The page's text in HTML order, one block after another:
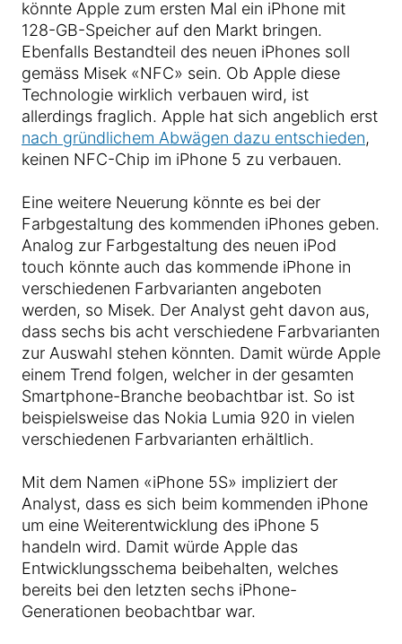
könnte Apple zum ersten Mal ein iPhone mit
128-GB-Speicher auf den Markt bringen.
Ebenfalls Bestandteil des neuen iPhones soll
gemäss Misek «NFC» sein. Ob Apple diese
Technologie wirklich verbauen wird, ist
allerdings fraglich. Apple hat sich angeblich erst
nach gründlichem Abwägen dazu entschieden,
keinen NFC-Chip im iPhone 5 zu verbauen.
Eine weitere Neuerung könnte es bei der
Farbgestaltung des kommenden iPhones geben.
Analog zur Farbgestaltung des neuen iPod
touch könnte auch das kommende iPhone in
verschiedenen Farbvarianten angeboten
werden, so Misek. Der Analyst geht davon aus,
dass sechs bis acht verschiedene Farbvarianten
zur Auswahl stehen könnten. Damit würde Apple
einem Trend folgen, welcher in der gesamten
Smartphone-Branche beobachtbar ist. So ist
beispielsweise das Nokia Lumia 920 in vielen
verschiedenen Farbvarianten erhältlich.
Mit dem Namen «iPhone 5S» impliziert der
Analyst, dass es sich beim kommenden iPhone
um eine Weiterentwicklung des iPhone 5
handeln wird. Damit würde Apple das
Entwicklungsschema beibehalten, welches
bereits bei den letzten sechs iPhone-
Generationen beobachtbar war.